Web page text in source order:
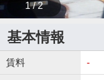
1 / 2
基本情報
賃料 -